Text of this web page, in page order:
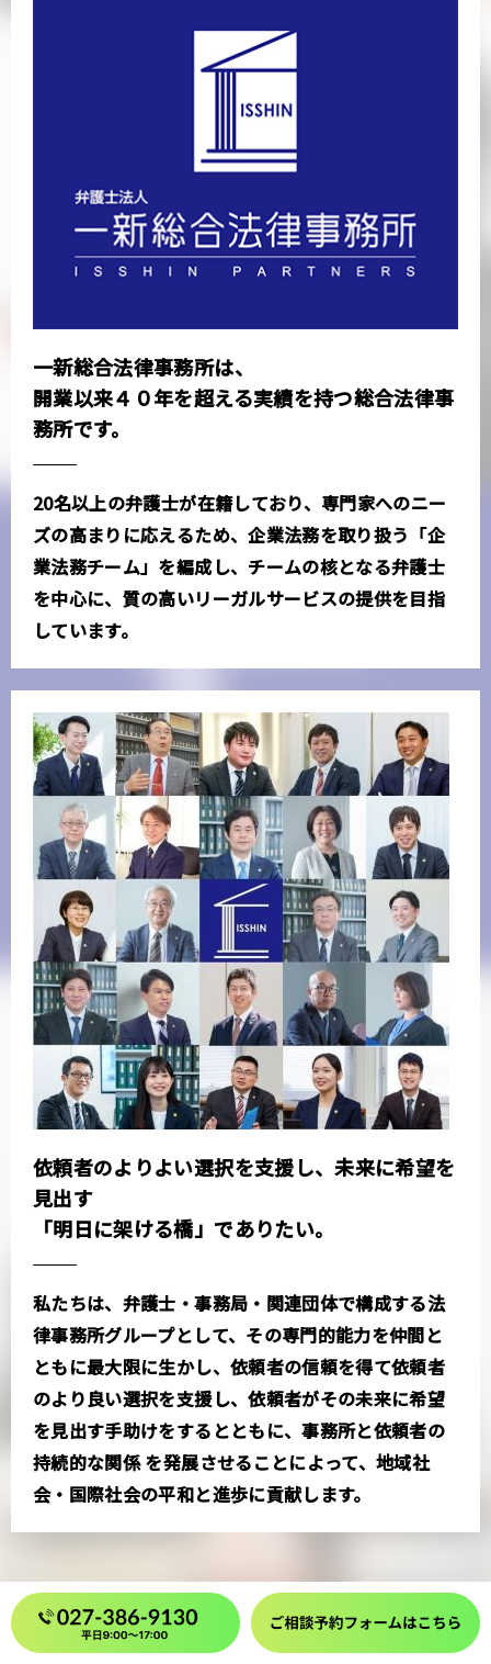
一新総合法律事務所は、
開業以来４０年を超える実績を持つ総合法律事
務所です。
20名以上の弁護士が在籍しており、専門家へのニー
ズの高まりに応えるため、企業法務を取り扱う「企
業法務チーム」を編成し、チームの核となる弁護士
を中心に、質の高いリーガルサービスの提供を目指
しています。
依頼者のよりよい選択を支援し、未来に希望を
見出す
「明日に架ける橋」でありたい。
私たちは、弁護士・事務局・関連団体で構成する法
律事務所グループとして、その専門的能力を仲間と
ともに最大限に生かし、依頼者の信頼を得て依頼者
のより良い選択を支援し、依頼者がその未来に希望
を見出す手助けをするとともに、事務所と依頼者の
持続的な関係 を発展させることによって、地域社
会・国際社会の平和と進歩に貢献します。
顧問弁護士サービスに関する